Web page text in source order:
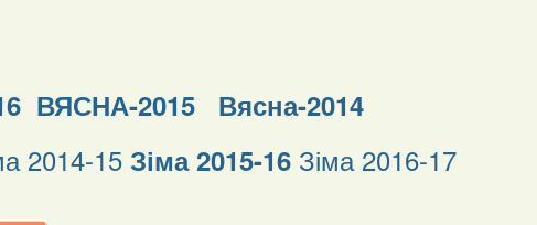
ВЯСНА-2015
Вясна-2014
2014-15 Зіма 2015-16 Зіма 2016-17